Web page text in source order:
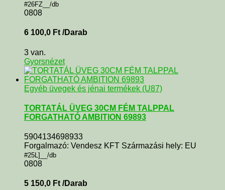
#26FZ__/db
0808
6 100,0 Ft /Darab
3 van.
Gyorsnézet
Egyéb üvegek és jénai termékek (U87)
TORTATÁL ÜVEG 30CM FÉM TALPPAL
FORGATHATÓ AMBITION 69893
5904134698933
Forgalmazó: Vendesz KFT Származási hely: EU
#25L]__/db
0808
5 150,0 Ft /Darab